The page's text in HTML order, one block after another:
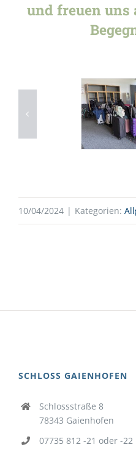
und freuen uns
10/04/2024 | Kategorien:
SCHLOSS GAIENHOFEN
Schlossstraße 8
78343 Gaienhofen
07735 812 -21 oder -22